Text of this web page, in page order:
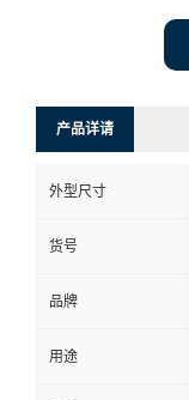
产品详请
外型尺寸
货号
品牌
用途